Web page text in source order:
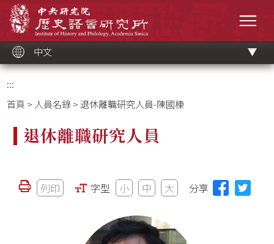
中文
:::
首頁 > 人員名錄> 退休離職研究人員-陳國棟
退休離職研究人員
列印 字型 小 中 大 分享